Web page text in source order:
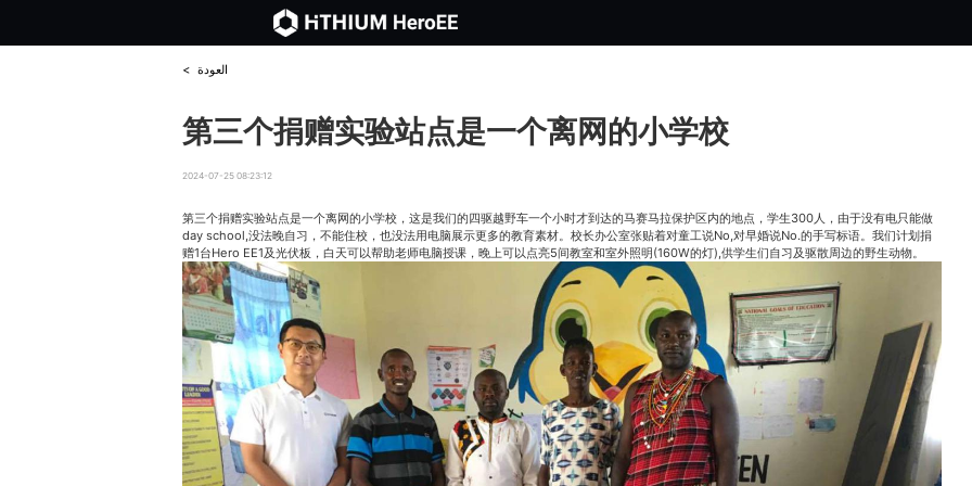
< العودة
第三个捐赠实验站点是一个离网的小学校
2024-07-25 08:23:12
第三个捐赠实验站点是一个离网的小学校，这是我们的四驱越野车一个小时才到达的马赛马拉保护区内的地点，学生300人，由于没有电只能做
day school,没法晚自习，不能住校，也没法用电脑展示更多的教育素材。校长办公室张贴着对童工说No,对早婚说No.的手写标语。我们计划捐
赠1台Hero EE1及光伏板，白天可以帮助老师电脑授课，晚上可以点亮5间教室和室外照明(160W的灯),供学生们自习及驱散周边的野生动物。